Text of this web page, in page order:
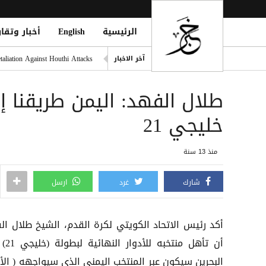
الرئيسية English أخبار
آخر الاخبار
Against Houthi Attacks
اليونان تنقذ عشرات
الدفاع اليمنية: القوات
طلال الفهد: اليمن طريقنا
خليجي 21
منذ 13 سنة
شارك غرد ارسل
أكد رئيس الاتحاد الكويتي لكرة القدم، الشيخ طلال
أن
البحرين سيكون عبر المنتخب اليمنى الذى سيواجهه (